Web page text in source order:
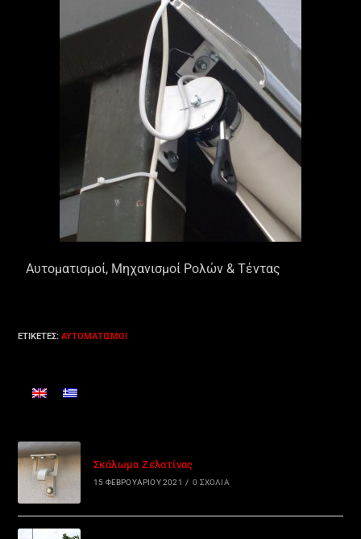
Αυτοματισμοί, Μηχανισμοί Ρολών & Τέντας
ΕΤΙΚΈΤΕΣ:ΑΥΤΟΜΑΤΙΣΜΟΊ
Σκάλωμα Ζελατίνας
15 ΦΕΒΡΟΥΑΡΊΟΥ 2021 / 0 ΣΧΌΛΙΑ